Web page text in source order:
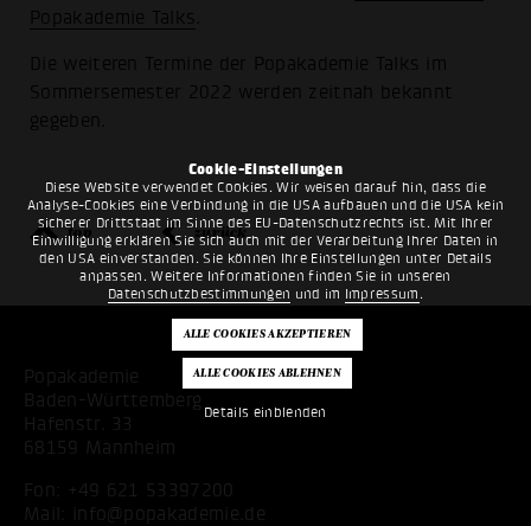
Cookie-Einstellungen
Diese Website verwendet Cookies. Wir weisen darauf hin, dass die
Analyse-Cookies eine Verbindung in die USA aufbauen und die USA kein
sicherer Drittstaat im Sinne des EU-Datenschutzrechts ist. Mit Ihrer
Einwilligung erklären Sie sich auch mit der Verarbeitung Ihrer Daten in
den USA einverstanden. Sie können Ihre Einstellungen unter Details
anpassen. Weitere Informationen finden Sie in unseren
Datenschutzbestimmungen und im Impressum .
Details einblenden
Popakademie Talks
Die weiteren Termine der Popakademie Talks im
Sommersemester 2022 werden zeitnah bekannt
gegeben.
top zurück
Popakademie
Baden-Württemberg
Hafenstr. 33
68159 Mannheim
Fon:
+49 621 53397200
Mail:
info@popakademie.de